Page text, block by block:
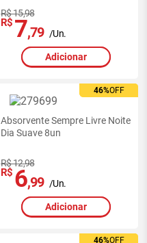
R$ 15,98
R$ 7,79 /Un.
Adicionar
46%OFF
46%OFF
Absorvente Sempre Livre Noite
Dia Suave 8un
R$ 12,98
R$ 6,99 /Un.
Adicionar
46%OFF
46%OFF